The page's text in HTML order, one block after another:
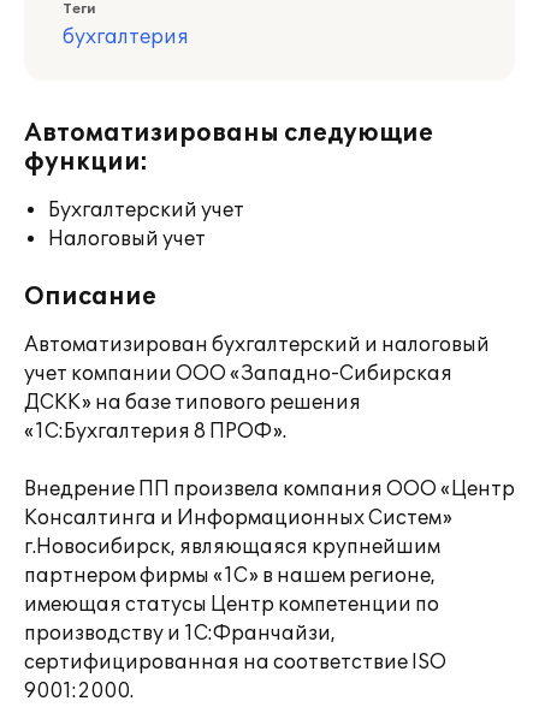
Теги
бухгалтерия
Автоматизированы следующие
функции:
Бухгалтерский учет
Налоговый учет
Описание
Автоматизирован бухгалтерский и налоговый
учет компании ООО «Западно-Сибирская
ДСКК» на базе типового решения
«1С:Бухгалтерия 8 ПРОФ».
Внедрение ПП произвела компания ООО «Центр
Консалтинга и Информационных Систем»
г.Новосибирск, являющаяся крупнейшим
партнером фирмы «1С» в нашем регионе,
имеющая статусы Центр компетенции по
производству и 1С:Франчайзи,
сертифицированная на соответствие ISO
9001:2000.